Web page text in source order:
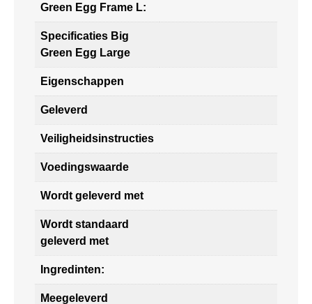
Green Egg Frame L:
Specificaties Big
Green Egg Large
Eigenschappen
Geleverd
Veiligheidsinstructies
Voedingswaarde
Wordt geleverd met
Wordt standaard
geleverd met
Ingredinten:
Meegeleverd